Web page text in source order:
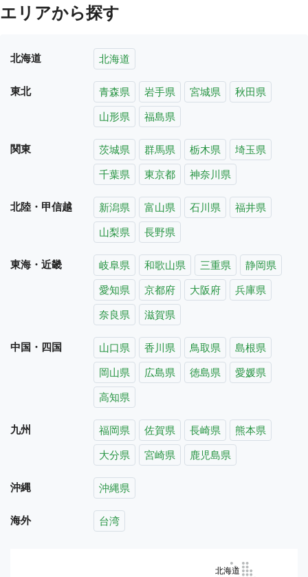
エリアから探す
北海道 北海道
東北 青森県 岩手県 宮城県
秋田県
山形県
福島県
関東 茨城県 群馬県 栃木県
埼玉県
千葉県
東京都 神奈川県
北陸・甲信越 新潟県 富山県 石川県
福井県
山梨県
長野県
東海・近畿 岐阜県 和歌山県 三重県
静岡県
愛知県
京都府 大阪府
兵庫県
奈良県
滋賀県
中国・四国 山口県 香川県 鳥取県
島根県
岡山県
広島県 徳島県
愛媛県
高知県
九州 福岡県 佐賀県 長崎県
熊本県
大分県
宮崎県 鹿児島県
沖縄 沖縄県
海外 台湾
北海道